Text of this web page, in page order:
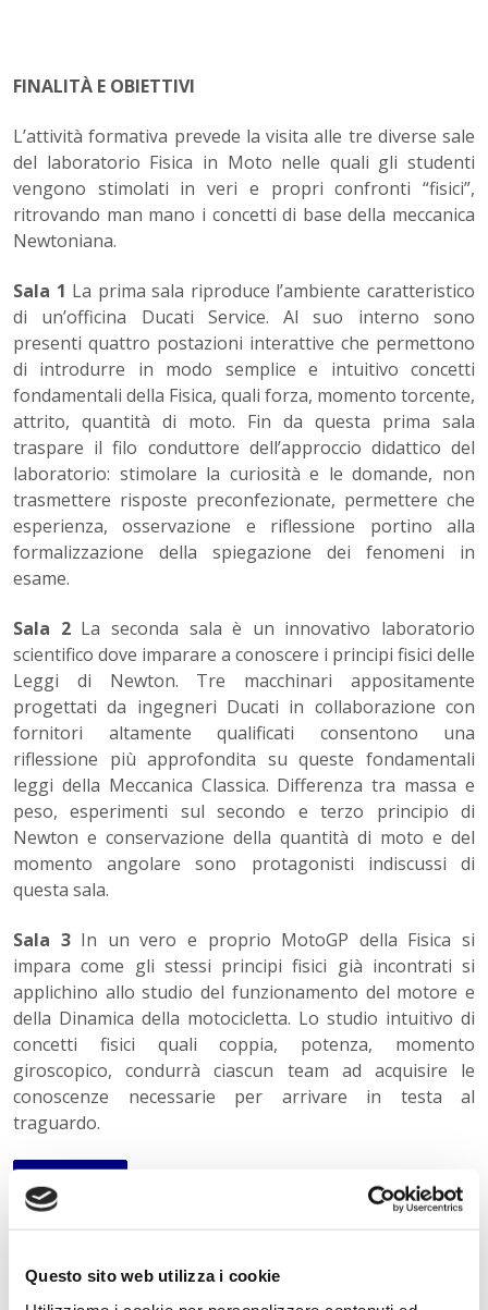
Questo sito web utilizza i cookie
FINALITÀ E OBIETTIVI
L’attività formativa prevede la visita alle tre diverse sale
del laboratorio Fisica in Moto nelle quali gli studenti
vengono stimolati in veri e propri confronti “fisici”,
ritrovando man mano i concetti di base della meccanica
Newtoniana.
Sala 1 La prima sala riproduce l’ambiente caratteristico
di un’officina Ducati Service. Al suo interno sono
presenti quattro postazioni interattive che permettono
di introdurre in modo semplice e intuitivo concetti
fondamentali della Fisica, quali forza, momento torcente,
attrito, quantità di moto. Fin da questa prima sala
traspare il filo conduttore dell’approccio didattico del
laboratorio: stimolare la curiosità e le domande, non
trasmettere risposte preconfezionate, permettere che
esperienza, osservazione e riflessione portino alla
formalizzazione della spiegazione dei fenomeni in
esame.
Sala 2La seconda sala è un innovativo laboratorio
scientifico dove imparare a conoscere i principi fisici delle
Leggi di Newton. Tre macchinari appositamente
progettati da ingegneri Ducati in collaborazione con
fornitori altamente qualificati consentono una
riflessione più approfondita su queste fondamentali
leggi della Meccanica Classica. Differenza tra massa e
peso, esperimenti sul secondo e terzo principio di
Newton e conservazione della quantità di moto e del
momento angolare sono protagonisti indiscussi di
questa sala.
Sala 3In un vero e proprio MotoGP della Fisica si
impara come gli stessi principi fisici già incontrati si
applichino allo studio del funzionamento del motore e
della Dinamica della motocicletta. Lo studio intuitivo di
concetti fisici quali coppia, potenza, momento
giroscopico, condurrà ciascun team ad acquisire le
conoscenze necessarie per arrivare in testa al
traguardo.
« Indietro
Istituto Paritario S. Freud – Scuola Privata Milano – Scuola